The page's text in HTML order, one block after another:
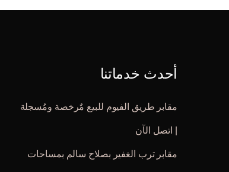
أحدث خدماتنا
مقابر طريق الفيوم للبيع مٌرخصة ومُسجلة
| اتصل الآن
مقابر ترب الغفير بصلاح سالم بمساحات